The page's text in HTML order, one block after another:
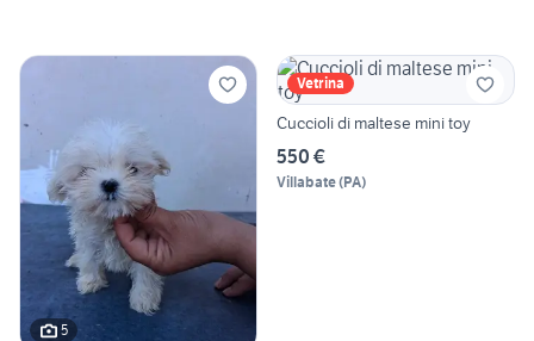
5
Vetrina
Cuccioli di maltese mini toy
550 €
Villabate(PA)